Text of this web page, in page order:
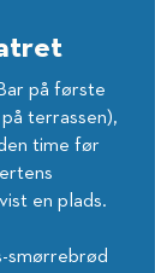
på første
terrassen),
time før
en plads.
smørrebrød